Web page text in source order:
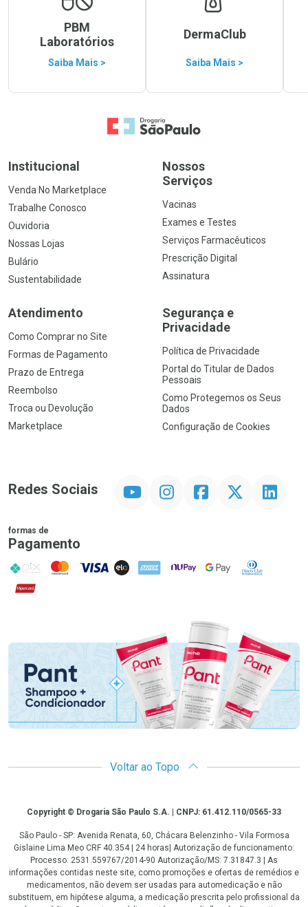
PBM
Laboratórios
Saiba Mais >
DermaClub
Saiba Mais >
Ir para a Home
Institucional
Venda No Marketplace
Trabalhe Conosco
Ouvidoria
Nossas Lojas
Bulário
Sustentabilidade
Nossos
Serviços
Vacinas
Exames e Testes
Serviços Farmacêuticos
Prescrição Digital
Assinatura
Atendimento
Como Comprar no Site
Formas de Pagamento
Prazo de Entrega
Reembolso
Troca ou Devolução
Marketplace
Segurança e
Privacidade
Política de Privacidade
Portal do Titular de Dados
Pessoais
Como Protegemos os Seus
Dados
Configuração de Cookies
Redes Sociais InstagramFacebookTwitter Linkedin
formas de
Pagamento
PIX MasterCard
VISA ELO AMEX NuPay Google PayDiners Club
Hipercard
Promoção em Destaque
Voltar ao Topo
CopyrightCopyright © Drogaria São Paulo S.A. | CNPJ: 61.412.110/0565-33
São Paulo - SP: Avenida Renata, 60, Chácara Belenzinho - Vila Formosa
Gislaine Lima Meo CRF 40.354 | 24 horas| Autorização de funcionamento:
Processo: 2531.559767/2014-90 Autorização/MS: 7.31847.3 | As
informações contidas neste site, como promoções e ofertas de remédios e
medicamentos, não devem ser usadas para automedicação e não
substituem, em hipótese alguma, a medicação prescrita pelo profissional da